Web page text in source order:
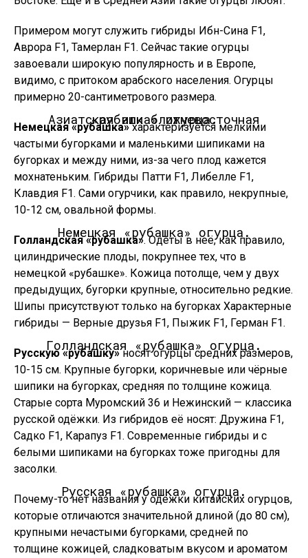
Примером могут служить гибриды Ибн-Сина F1,
Аврора F1, Тамерлан F1. Сейчас такие огурцы
завоевали широкую популярность и в Европе,
видимо, с притоком арабского населения. Огурцы
примерно 20-сантиметрового размера.
Азиатская или ближневосточная «рубашка» огурца.
Немецкая «рубашка»характеризуется мелкими
частыми бугорками и маленькими шипиками на
бугорках и между ними, из-за чего плод кажется
мохнатеньким. Гибриды Патти F1, Либелле F1,
Клавдия F1. Сами огурчики, как правило, некрупные,
10-12 см, овальной формы.
Немецкая «рубашка» огурца.
Голландская «рубашка». Одеты в неё, как правило,
цилиндрические плоды, покрупнее тех, что в
немецкой «рубашке». Кожица потолще, чем у двух
предыдущих, бугорки крупные, относительно редкие.
Шипы присутствуют только на бугорках Характерные
гибриды — Верные друзья F1, Пыжик F1, Герман F1.
Голландская «рубашка» огурца.
Русскую «рубашку»носят огурцы средних размеров,
10-15 см. Крупные бугорки, коричневые или чёрные
шипики на бугорках, средняя по толщине кожица.
Старые сорта Муромский 36 и Нежинский — классика
русской одёжки. Из гибридов её носят: Дружина F1,
Садко F1, Карапуз F1. Современные гибриды и с
белыми шипиками на бугорках тоже пригодны для
засолки.
Русская «рубашка» огурца.
Почему-то нет названия у одёжки китайских огурцов,
которые отличаются значительной длиной (до 80 см),
крупными нечастыми бугорками, средней по
толщине кожицей, сладковатым вкусом и ароматом